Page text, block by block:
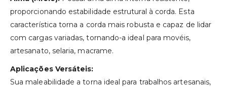
proporcionando estabilidade estrutural à corda. Esta
característica torna a corda mais robusta e capaz de lidar
com cargas variadas, tornando-a ideal para movéis,
artesanato, selaria, macrame.
Aplicações Versáteis:
Sua maleabilidade a torna ideal para trabalhos artesanais,